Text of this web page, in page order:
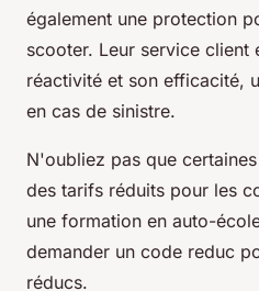
également une protection
scooter. Leur service client
réactivité et son efficacité,
en cas de sinistre.
N'oubliez pas que
des tarifs réduits pour les
une formation en auto-
demander un code reduc
réducs.